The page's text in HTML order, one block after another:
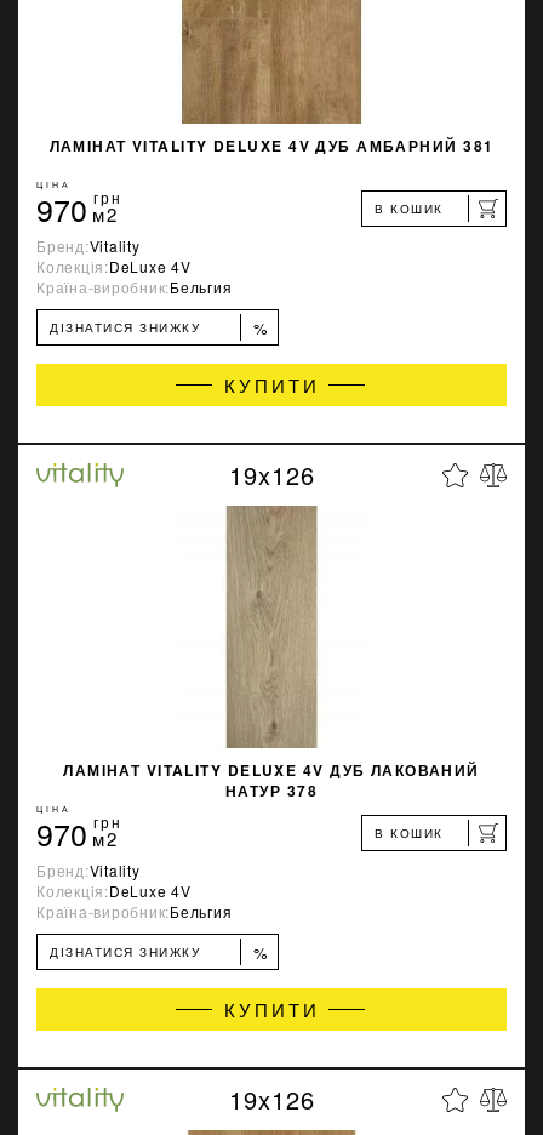
ЛАМІНАТ VITALITY DELUXE 4V ДУБ АМБАРНИЙ 381
ЦІНА
970 грн
м2 В КОШИК
Бренд:Vitality
Колекція:DeLuxe 4V
Країна-виробник:Бельгия
ДІЗНАТИСЯ ЗНИЖКУ %
КУПИТИ
19x126
ЛАМІНАТ VITALITY DELUXE 4V ДУБ ЛАКОВАНИЙ
НАТУР 378
ЦІНА
970 грн
м2 В КОШИК
Бренд:Vitality
Колекція:DeLuxe 4V
Країна-виробник:Бельгия
ДІЗНАТИСЯ ЗНИЖКУ %
КУПИТИ
19x126